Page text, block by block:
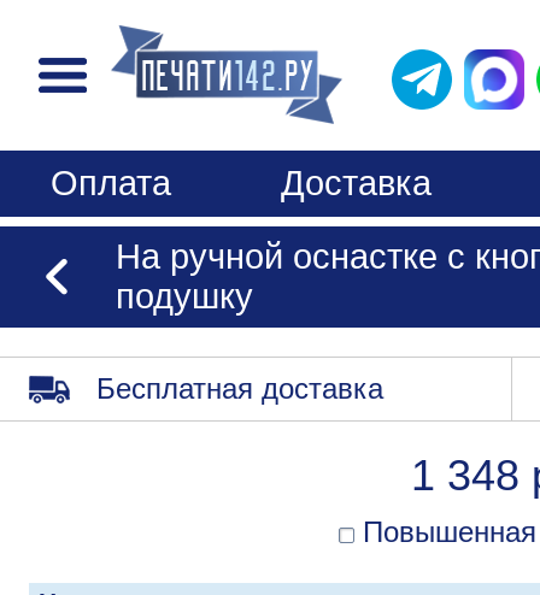
Оплата
Доставка
На ручной оснастке с
подушку
Бесплатная доставка
1 348
Повышенная